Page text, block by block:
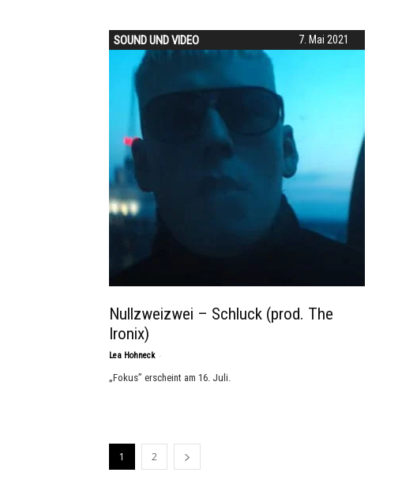
7. Mai 2021
SOUND UND VIDEO
Nullzweizwei – Schluck (prod. The
Ironix)
Lea Hohneck -
„Fokus” erscheint am 16. Juli.
1 2